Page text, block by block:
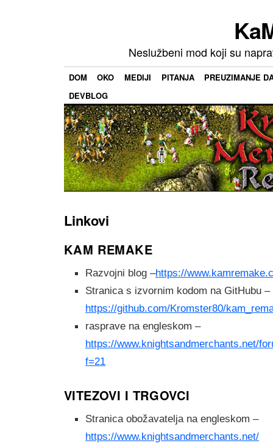
Neslužbeni mod koji su
DOM OKO MEDIJI PITANJA
PREUZIMANJE
DEVBLOG
Linkovi
KAM REMAKE
Razvojni blog –https://
Stranica s izvornim kodom na GitHubu –
https://github.com/Kromster80/
rasprave na engleskom –
https://www.knightsandmerchants.net/
f=21
VITEZOVI I TRGOVCI
Stranica obožavatelja na engleskom –
https://www.knightsandmerchants.net/